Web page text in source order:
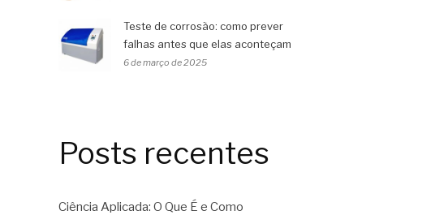
Teste de corrosão: como prever
falhas antes que elas aconteçam
6 de março de 2025
Posts recentes
Ciência Aplicada: O Que É e Como